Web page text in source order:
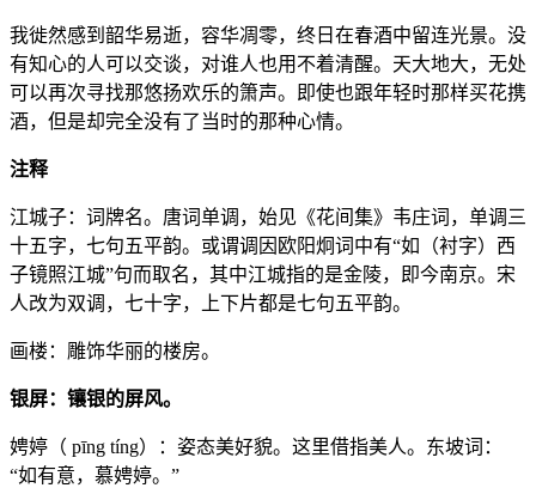
我徙然感到韶华易逝，容华凋零，终日在春酒中留连光景。没
有知心的人可以交谈，对谁人也用不着清醒。天大地大，无处
可以再次寻找那悠扬欢乐的箫声。即使也跟年轻时那样买花携
酒，但是却完全没有了当时的那种心情。
注释
江城子：词牌名。唐词单调，始见《花间集》韦庄词，单调三
十五字，七句五平韵。或谓调因欧阳炯词中有“如（衬字）西
子镜照江城”句而取名，其中江城指的是金陵，即今南京。宋
人改为双调，七十字，上下片都是七句五平韵。
画楼：雕饰华丽的楼房。
银屏：镶银的屏风。
娉婷（ pīng tíng）：姿态美好貌。这里借指美人。东坡词：
“如有意，慕娉婷。”